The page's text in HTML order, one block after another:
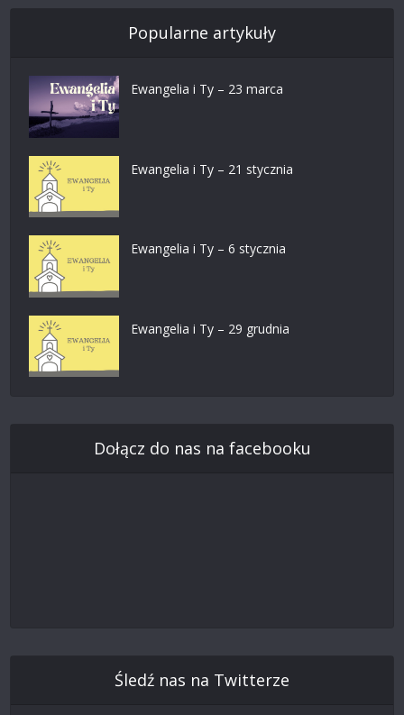
Popularne artykuły
Ewangelia i Ty – 23 marca
Ewangelia i Ty – 21 stycznia
Ewangelia i Ty – 6 stycznia
Ewangelia i Ty – 29 grudnia
Dołącz do nas na facebooku
Śledź nas na Twitterze